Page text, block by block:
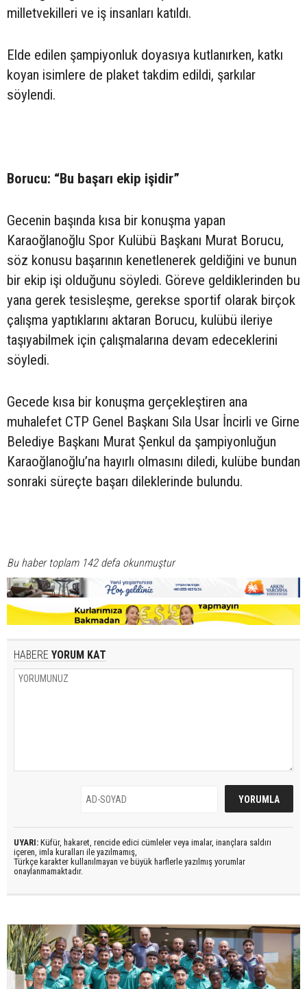
milletvekilleri ve iş insanları katıldı.
Elde edilen şampiyonluk doyasıya kutlanırken, katkı
koyan isimlere de plaket takdim edildi, şarkılar
söylendi.
Borucu: “Bu başarı ekip işidir”
Gecenin başında kısa bir konuşma yapan
Karaoğlanoğlu Spor Kulübü Başkanı Murat Borucu,
söz konusu başarının kenetlenerek geldiğini ve bunun
bir ekip işi olduğunu söyledi. Göreve geldiklerinden bu
yana gerek tesisleşme, gerekse sportif olarak birçok
çalışma yaptıklarını aktaran Borucu, kulübü ileriye
taşıyabilmek için çalışmalarına devam edeceklerini
söyledi.
Gecede kısa bir konuşma gerçekleştiren ana
muhalefet CTP Genel Başkanı Sıla Usar İncirli ve Girne
Belediye Başkanı Murat Şenkul da şampiyonluğun
Karaoğlanoğlu’na hayırlı olmasını diledi, kulübe bundan
sonraki süreçte başarı dileklerinde bulundu.
Bu haber toplam 142 defa okunmuştur
HABERE YORUM KAT
UYARI: Küfür, hakaret, rencide edici cümleler veya imalar, inançlara saldırı
içeren, imla kuralları ile yazılmamış,
Türkçe karakter kullanılmayan ve büyük harflerle yazılmış yorumlar
onaylanmamaktadır.